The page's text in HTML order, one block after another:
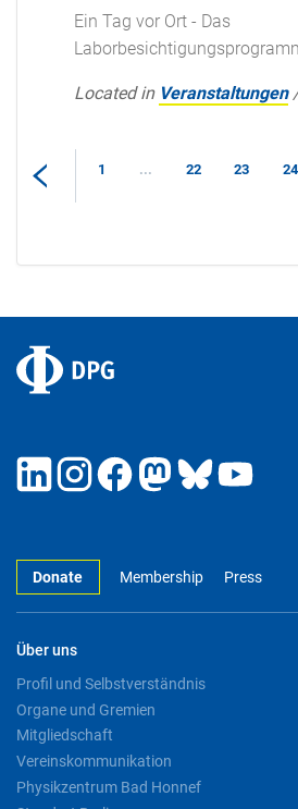
Ein Tag vor Ort - Das
Located in Veranstaltungen
1 ... 22 23 24
Donate Membership Press
Über uns
Profil und Selbstverständnis
Organe und Gremien
Mitgliedschaft
Vereinskommunikation
Physikzentrum Bad Honnef